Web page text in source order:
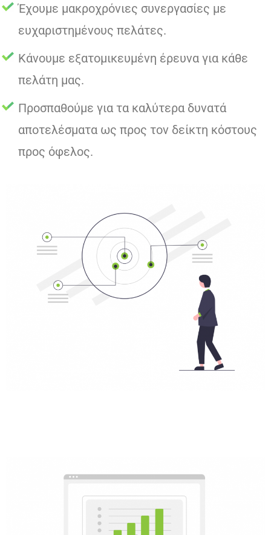
Έχουμε μακροχρόνιες συνεργασίες με
ευχαριστημένους πελάτες.
Κάνουμε εξατομικευμένη έρευνα για κάθε
πελάτη μας.
Προσπαθούμε για τα καλύτερα δυνατά
αποτελέσματα ως προς τον δείκτη κόστους
προς όφελος.